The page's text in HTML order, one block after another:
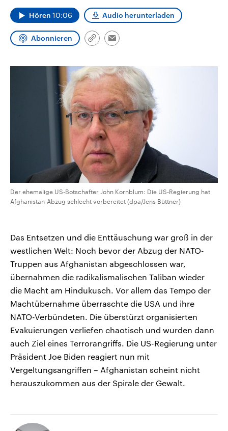
Hören 10:06 Audio herunterladen
Abonnieren
Link
Email
Der ehemalige US-Botschafter John Kornblum: Die US-Regierung hat
Afghanistan-Abzug schlecht vorbereitet (dpa/Jens Büttner)
Das Entsetzen und die Enttäuschung war groß in der
westlichen Welt: Noch bevor der Abzug der NATO-
Truppen aus Afghanistan abgeschlossen war,
übernahmen die radikalismalischen Taliban wieder
die Macht am Hindukusch. Vor allem das Tempo der
Machtübernahme überraschte die USA und ihre
NATO-Verbündeten. Die überstürzt organisierten
Evakuierungen verliefen chaotisch und wurden dann
auch Ziel eines Terrorangriffs. Die US-Regierung unter
Präsident Joe Biden reagiert nun mit
Vergeltungsangriffen – Afghanistan scheint nicht
herauszukommen aus der Spirale der Gewalt.